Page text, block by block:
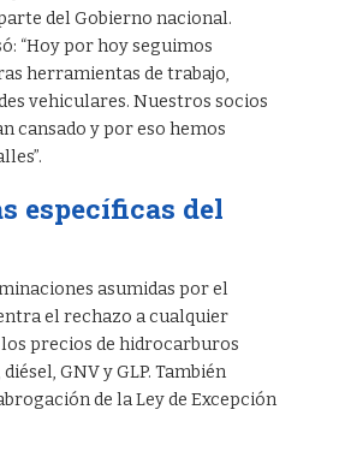
del Gobierno nacional.
“Hoy por hoy seguimos
herramientas de trabajo,
vehiculares. Nuestros socios
cansado y por eso hemos
específicas del
asumidas por el
el rechazo a cualquier
precios de hidrocarburos
GNV y GLP. También
de la Ley de Excepción